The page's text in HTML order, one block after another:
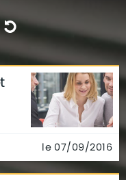
archives
gouvernement
le 07/09/2016